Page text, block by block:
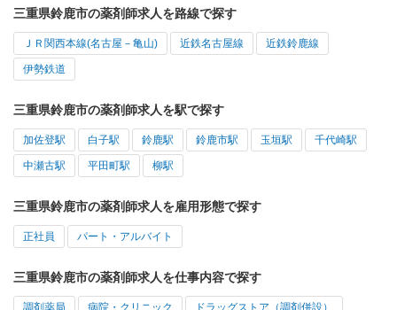
三重県鈴鹿市の薬剤師求人を路線で探す
ＪＲ関西本線(名古屋－亀山) 近鉄名古屋線 近鉄鈴鹿線
伊勢鉄道
三重県鈴鹿市の薬剤師求人を駅で探す
加佐登駅 白子駅 鈴鹿駅 鈴鹿市駅 玉垣駅 千代崎駅
中瀬古駅 平田町駅 柳駅
三重県鈴鹿市の薬剤師求人を雇用形態で探す
正社員 パート・アルバイト
三重県鈴鹿市の薬剤師求人を仕事内容で探す
調剤薬局 病院・クリニック ドラッグストア（調剤併設）